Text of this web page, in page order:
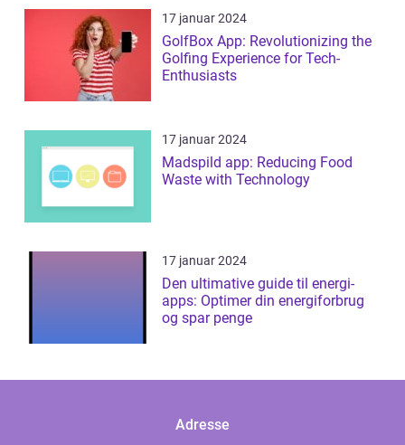
17 januar 2024
GolfBox App: Revolutionizing the
Golfing Experience for Tech-
Enthusiasts
17 januar 2024
Madspild app: Reducing Food
Waste with Technology
17 januar 2024
Den ultimative guide til energi-
apps: Optimer din energiforbrug
og spar penge
Adresse